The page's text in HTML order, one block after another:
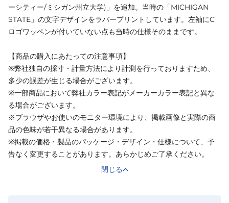
ーシティー/ミシガン州立大学)」を追加。当時の「MICHIGAN
STATE」の文字デザインをラバープリントしています。左袖にC
ロゴワッペンが付いていない点も当時の仕様そのままです。
【商品の購入にあたっての注意事項】
※弊社独自の採寸・計量方法により計測を行っておりますため、
多少の誤差が生じる場合がございます。
※一部商品において弊社カラー表記がメーカーカラー表記と異な
る場合がございます。
※ブラウザやお使いのモニター環境により、掲載画像と実際の商
品の色味が若干異なる場合があります。
※掲載の価格・製品のパッケージ・デザイン・仕様について、予
告なく変更することがあります。あらかじめご了承ください。
閉じる